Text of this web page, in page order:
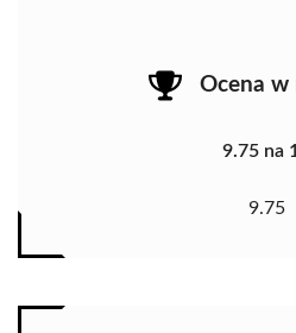
Ocena w
9.75 na
9.75